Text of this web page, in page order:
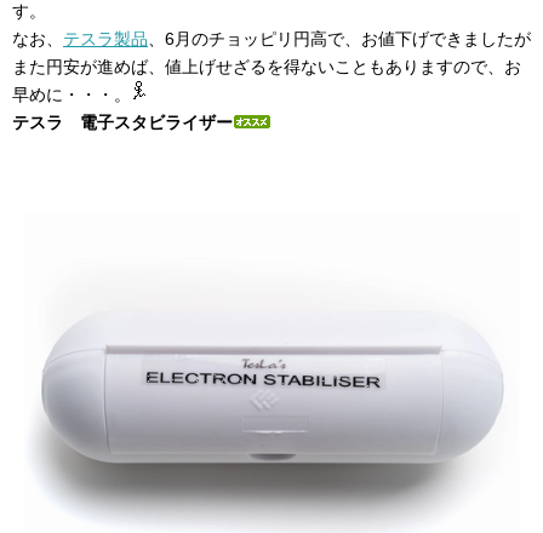
す。
なお、 テスラ製品、6月のチョッピリ円高で、お値下げできましたが
また円安が進めば、値上げせざるを得ないこともありますので、お
早めに・・・。
テスラ 電子スタビライザー